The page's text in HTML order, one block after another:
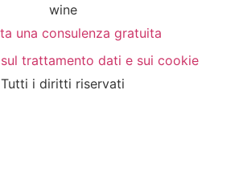
wine
una consulenza gratuita
trattamento dati e sui cookie
Tutti i diritti riservati